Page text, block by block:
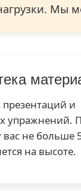
Мы
и
упражнений.
вас не больше
на высоте.